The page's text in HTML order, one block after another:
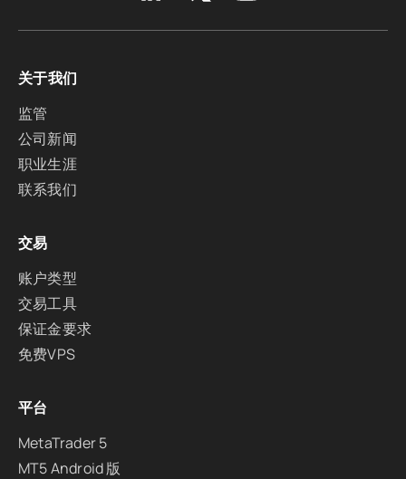
关于我们
监管
公司新闻
职业生涯
联系我们
交易
账户类型
交易工具
保证金要求
免费VPS
平台
MetaTrader 5
MT5 Android 版